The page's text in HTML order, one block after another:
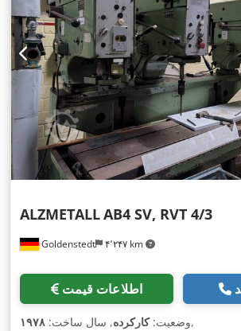
Goldenstedt ۴٬۲۴۷ km
ALZMETALLAB4 SV, RVT 4/3
اطلاعات قیمت
وضعیت:کارکرده, سال ساخت: ۱۹۷۸ ,